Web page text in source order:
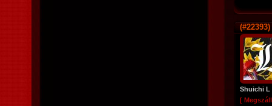
(#22393)
Shuichi L
[